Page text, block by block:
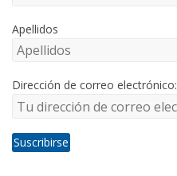
Apellidos
Dirección de correo electrónico: